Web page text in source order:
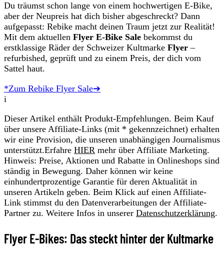
Du träumst schon lange von einem hochwertigen E-Bike,
aber der Neupreis hat dich bisher abgeschreckt? Dann
aufgepasst: Rebike macht deinen Traum jetzt zur Realität!
Mit dem aktuellen Flyer E-Bike Sale bekommst du
erstklassige Räder der Schweizer Kultmarke Flyer –
refurbished, geprüft und zu einem Preis, der dich vom
Sattel haut.
*Zum Rebike Flyer Sale➔
i
Dieser Artikel enthält Produkt-Empfehlungen. Beim Kauf
über unsere Affiliate-Links (mit * gekennzeichnet) erhalten
wir eine Provision, die unseren unabhängigen Journalismus
unterstützt.Erfahre HIER mehr über Affiliate Marketing.
Hinweis: Preise, Aktionen und Rabatte in Onlineshops sind
ständig in Bewegung. Daher können wir keine
einhundertprozentige Garantie für deren Aktualität in
unseren Artikeln geben. Beim Klick auf einen Affiliate-
Link stimmst du den Datenverarbeitungen der Affiliate-
Partner zu. Weitere Infos in unserer Datenschutzerklärung.
Flyer E-Bikes: Das steckt hinter der Kultmarke